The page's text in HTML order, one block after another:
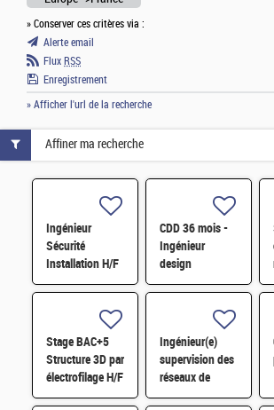
» Conserver ces critères via :
Alerte email
Flux RSS
Enregistrement
» Afficher l'url de la recherche
Ingénieur
Sécurité
Installation H/F
CDD 36 mois -
Ingénieur
design
photonique
Stage BAC+5
Structure 3D par
électrofilage H/F
Ingénieur(e)
supervision des
réseaux de
surveillance H/F
Affiner ma recherche